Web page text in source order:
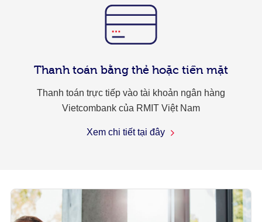
Thanh toán bằng thẻ hoặc tiền mặt
Thanh toán trực tiếp vào tài khoản ngân hàng
Vietcombank của RMIT Việt Nam
Xem chi tiết tại đây